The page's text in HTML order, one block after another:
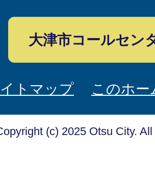
大津市コールセン
トマップ このホ
(c) 2025 Otsu City.